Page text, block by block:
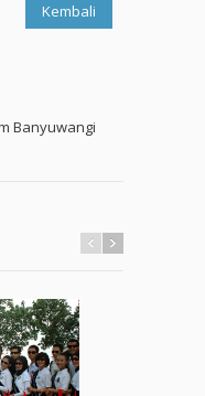
Kembali
Banyuwangi